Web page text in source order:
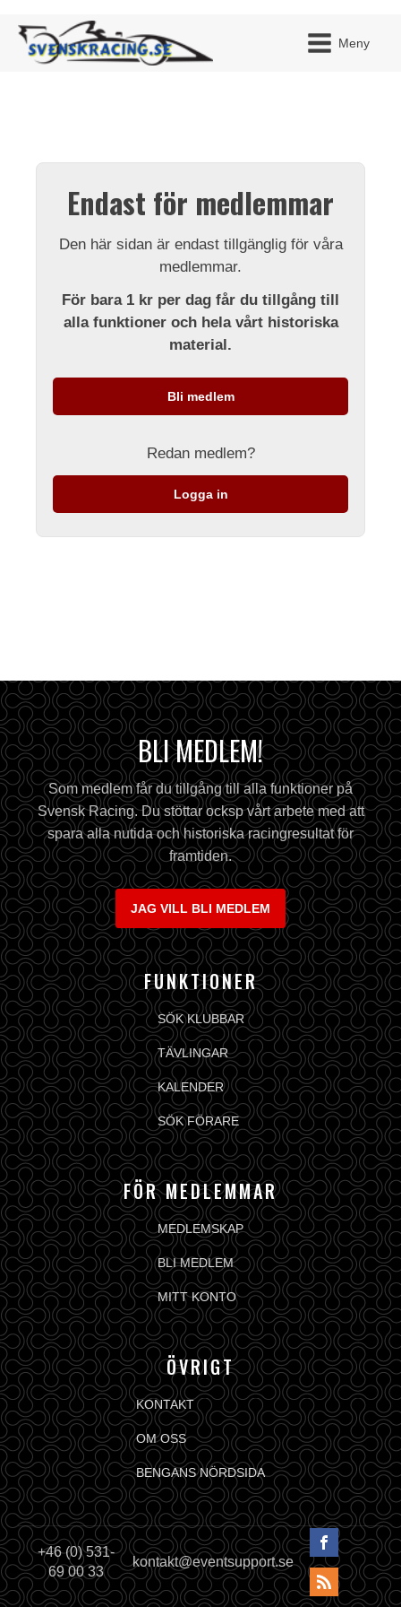
Meny
Endast för medlemmar
Den här sidan är endast tillgänglig för våra
medlemmar.
För bara 1 kr per dag får du tillgång till
alla funktioner och hela vårt historiska
material.
Bli medlem
Redan medlem?
Logga in
BLI MEDLEM!
Som medlem får du tillgång till alla funktioner på
Svensk Racing. Du stöttar ocksp vårt arbete med att
spara alla nutida och historiska racingresultat för
framtiden.
JAG VILL BLI MEDLEM
FUNKTIONER
SÖK KLUBBAR
TÄVLINGAR
KALENDER
SÖK FÖRARE
FÖR MEDLEMMAR
MEDLEMSKAP
BLI MEDLEM
MITT KONTO
ÖVRIGT
KONTAKT
OM OSS
BENGANS NÖRDSIDA
+46 (0) 531-
69 00 33
kontakt@eventsupport.se